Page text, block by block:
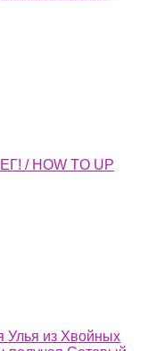
/ HOW TO UP
Улья из Хвойных